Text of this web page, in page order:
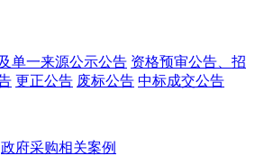
单一来源公示公告 资格预审公告、招
更正公告 废标公告 中标成交公告
政府采购相关案例